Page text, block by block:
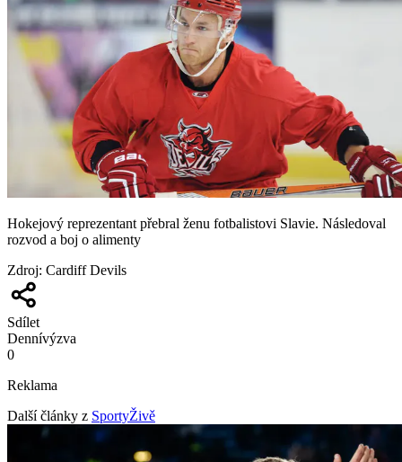
Hokejový reprezentant přebral ženu fotbalistovi Slavie. Následoval
rozvod a boj o alimenty
Zdroj: Cardiff Devils
Sdílet
Dennívýzva
0
Reklama
Další články z SportyŽivě